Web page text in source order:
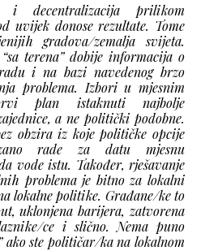
i decentralizacija prilikom
uvijek donose rezultate. Tome
gradova/zemalja svijeta.
terena” dobije informacija o
i na bazi navedenog brzo
problema. Izbori u mjesnim
plan istaknuti najbolje
a ne politički podobne.
obzira iz koje političke opcije
rade za datu mjesnu
vode istu. Također, rješavanje
problema je bitno za lokalni
lokalne politike. Građane/ke to
uklonjena barijera, zatvorena
ce i slično. Nema puno
ste političar/ka na lokalnom